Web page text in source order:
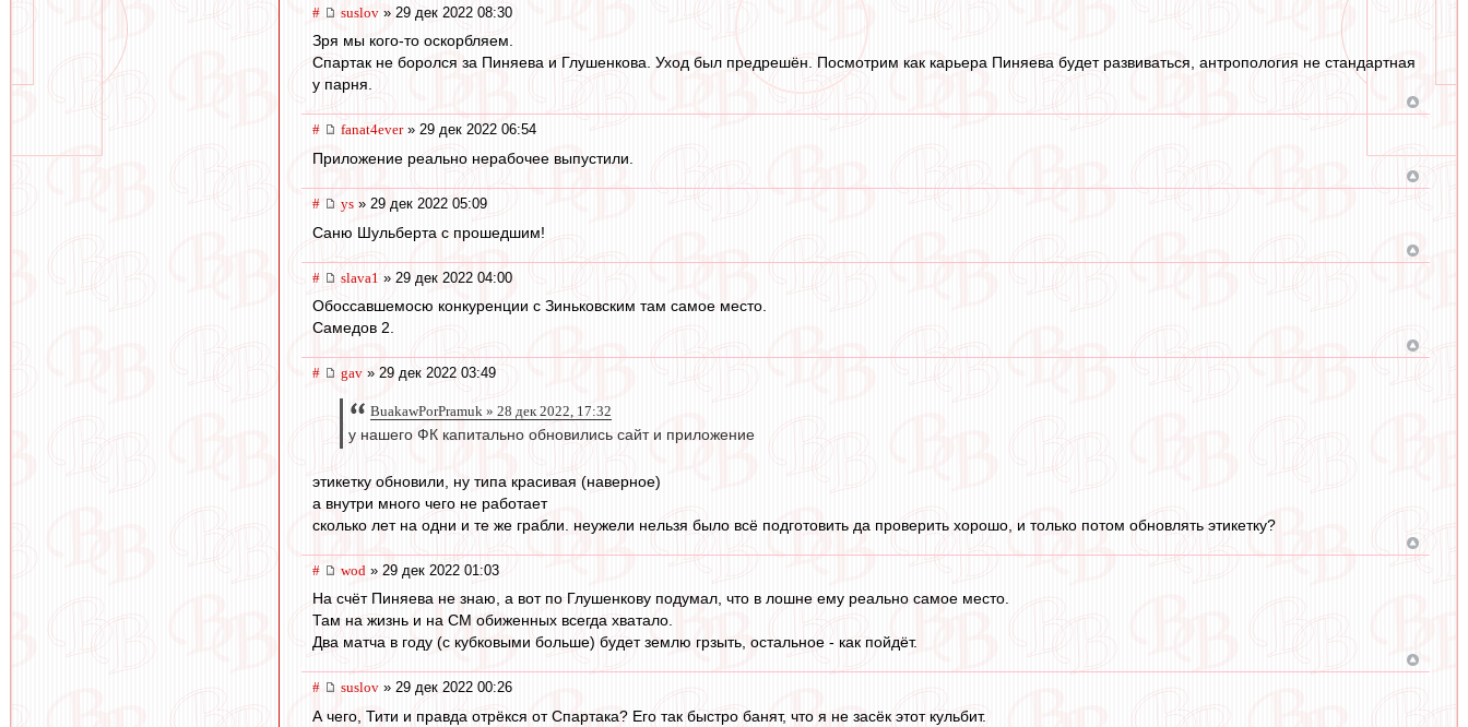
# suslov » 29 дек 2022 08:30
Зря мы кого-то оскорбляем.
Спартак не боролся за Пиняева и Глушенкова. Уход был предрешён. Посмотрим как карьера Пиняева будет развиваться, антропология не стандартная
у парня.
# fanat4ever» 29 дек 2022 06:54
Приложение реально нерабочее выпустили.
# ys » 29 дек 2022 05:09
Саню Шульберта с прошедшим!
# slava1 » 29 дек 2022 04:00
Обоссавшемосю конкуренции с Зиньковским там самое место.
Самедов 2.
# gav » 29 дек 2022 03:49
BuakawPorPramuk » 28 дек 2022, 17:32
у нашего ФК капитально обновились сайт и приложение
этикетку обновили, ну типа красивая (наверное)
а внутри много чего не работает
сколько лет на одни и те же грабли. неужели нельзя было всё подготовить да проверить хорошо, и только потом обновлять этикетку?
# wod » 29 дек 2022 01:03
На счёт Пиняева не знаю, а вот по Глушенкову подумал, что в лошне ему реально самое место.
Там на жизнь и на СМ обиженных всегда хватало.
Два матча в году (с кубковыми больше) будет землю грзыть, остальное - как пойдёт.
# suslov » 29 дек 2022 00:26
А чего, Тити и правда отрёкся от Спартака? Его так быстро банят, что я не засёк этот кульбит.